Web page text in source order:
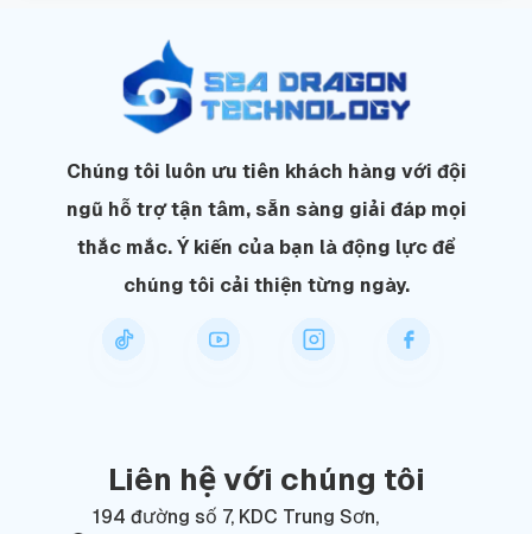
Chúng tôi luôn ưu tiên khách hàng với đội
ngũ hỗ trợ tận tâm, sẵn sàng giải đáp mọi
thắc mắc. Ý kiến của bạn là động lực để
chúng tôi cải thiện từng ngày.
Liên hệ với chúng tôi
194 đường số 7, KDC Trung Sơn,